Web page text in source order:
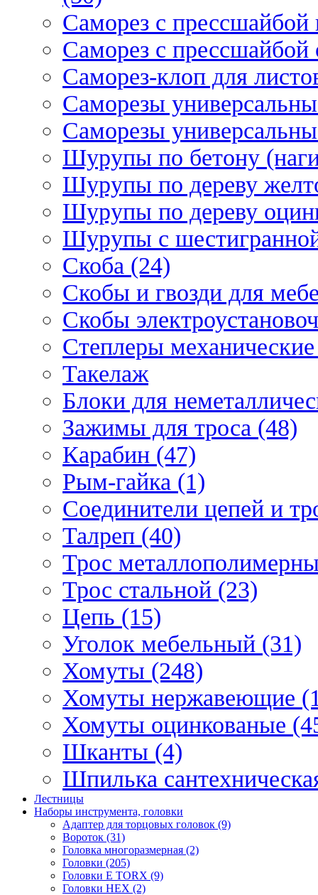
Саморез с прессшайбой
Саморез с
Саморез-клоп для
Саморезы
Саморезы
Шурупы по бетону
Шурупы по дереву
Шурупы по дереву
Шурупы с
Скоба (24)
Скобы и гвозди для
Скобы
Степлеры
Такелаж
Блоки для
Зажимы для троса (48)
Карабин (47)
Рым-гайка (1)
Соединители цепей и
Талреп (40)
Трос
Трос стальной (23)
Цепь (15)
Уголок мебельный (31)
Хомуты (248)
Хомуты нержавеющие
Хомуты оцинкованые
Шканты (4)
Шпилька
Лестницы
Наборы инструмента, головки
Адаптер для торцовых головок (9)
Вороток (31)
Головка многоразмерная (2)
Головки (205)
Головки E TORX (9)
Головки HEX (2)